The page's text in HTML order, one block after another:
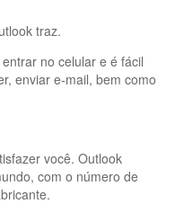
traz.
no celular e é fácil
enviar e-mail, bem como
você. Outlook
com o número de